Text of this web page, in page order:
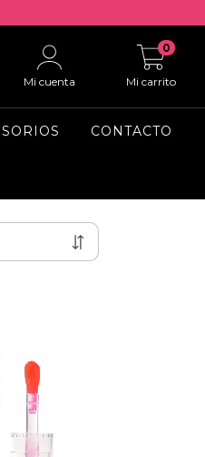
Mi cuenta Mi carrito
0
CONTACTO